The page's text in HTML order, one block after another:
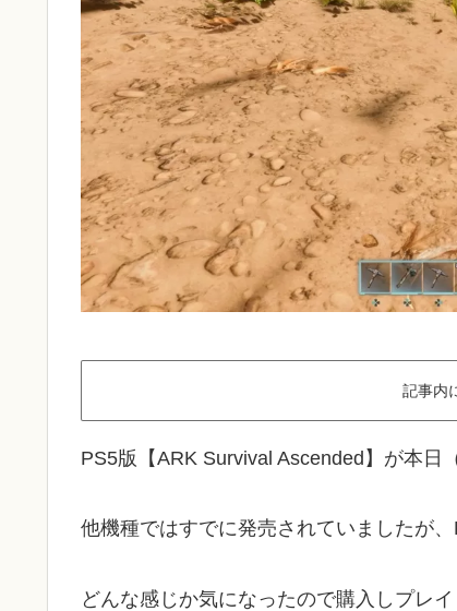
記事内
PS5版【ARK Survival Ascended】が本日
他機種ではすでに発売されていましたが
どんな感じか気になったので購入しプレイ